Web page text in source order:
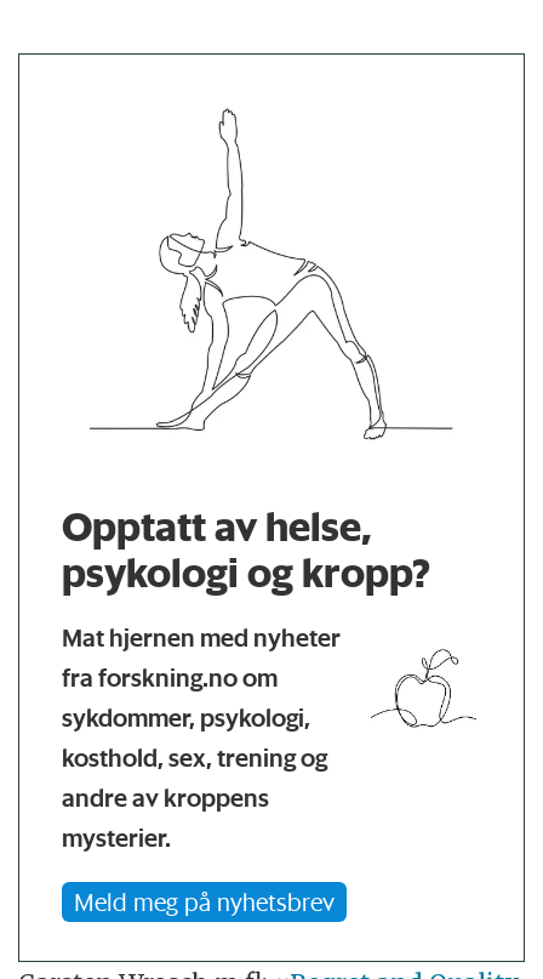
Opptatt av helse,
psykologi og kropp?
Mat hjernen med nyheter
fra forskning.no om
sykdommer, psykologi,
kosthold, sex, trening og
andre av kroppens
mysterier.
Meld meg på nyhetsbrev